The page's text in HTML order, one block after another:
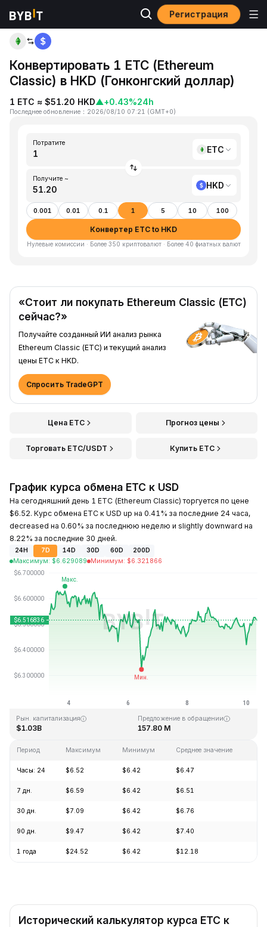
Регистрация
Главная
Конвертировать 1 ETC (Ethereum
Classic) в HKD (Гонконгский доллар)
1 ETC ≈ $51.20 HKD▲+0.43%24h
Последнее обновление ： 2026/08/10 07:21 (GMT+0)
Потратите
ETC
Получите ~
HKD
0.001 0.01 0.1 1 5 10 100
Конвертер ETC to HKD
Нулевые комиссии · Более 350 криптовалют · Более 40 фиатных валют
«Стоит ли покупать Ethereum Classic (ETC)
сейчас?»
Получайте созданный ИИ анализ рынка
Ethereum Classic (ETC) и текущий анализ
цены ETC к HKD.
Спросить TradeGPT
Цена ETC Прогноз цены
Торговать ETC/USDT Купить ETC
График курса обмена ETC к USD
На сегодняшний день 1 ETC (Ethereum Classic) торгуется по цене
$6.52. Курс обмена ETC к USD up на 0.41% за последние 24 часа,
decreased на 0.60% за последнюю неделю и slightly downward на
8.22% за последние 30 дней.
24H 7D 14D 30D 60D
200D
Максимум: $6.629089 Минимум: $6.321866
Последнее обновление: 07:21 GMT+0 2026-08-10
Рын. капитализация
$1.03B
Предложение в обращении
157.80 M
Период Максимум Минимум Среднее значение
Часы: 24 $6.52 $6.42 $6.47
7 дн. $6.59 $6.42 $6.51
30 дн. $7.09 $6.42 $6.76
90 дн. $9.47 $6.42 $7.40
1 года $24.52 $6.42 $12.18
Исторический калькулятор курса ETC к